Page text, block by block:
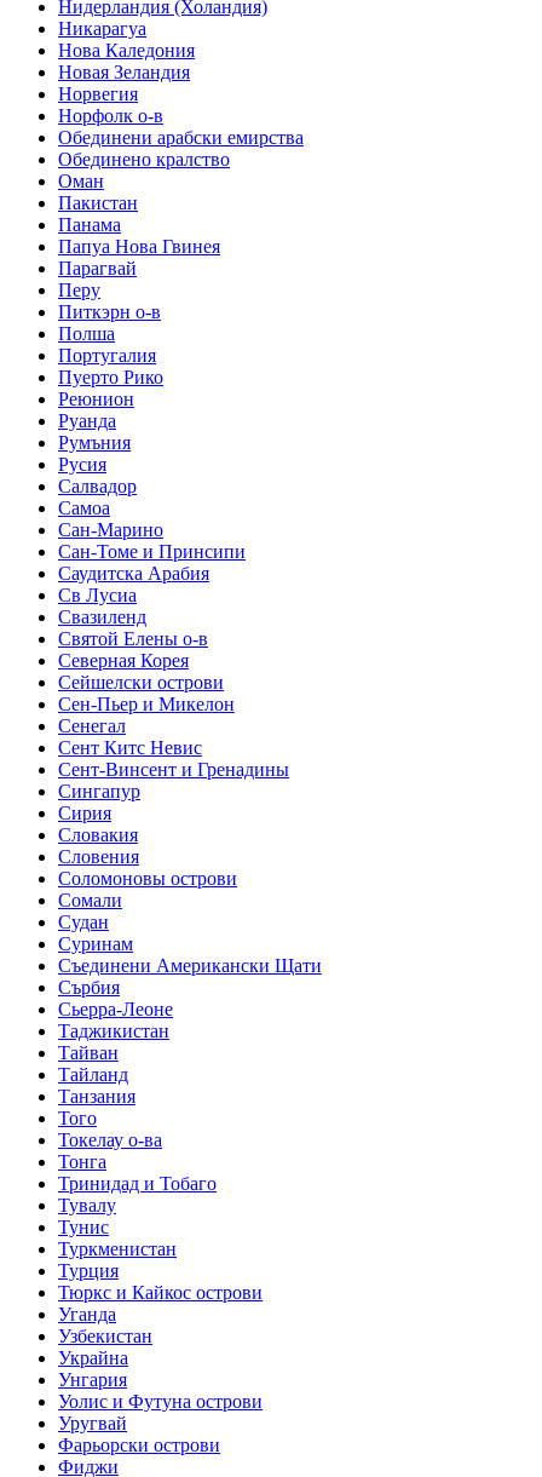
Нидерландия (Холандия)
Никарагуа
Нова Каледония
Новая Зеландия
Норвегия
Норфолк о-в
Обединени арабски емирства
Обединено кралство
Оман
Пакистан
Панама
Папуа Нова Гвинея
Парагвай
Перу
Питкэрн о-в
Полша
Португалия
Пуерто Рико
Реюнион
Руанда
Румъния
Русия
Салвадор
Самоа
Сан-Марино
Сан-Томе и Принсипи
Саудитска Арабия
Св Лусиа
Свазиленд
Святой Елены о-в
Северная Корея
Сейшелски острови
Сен-Пьер и Микелон
Сенегал
Сент Китс Невис
Сент-Винсент и Гренадины
Сингапур
Сирия
Словакия
Словения
Соломоновы острови
Сомали
Судан
Суринам
Съединени Американски Щати
Сърбия
Сьерра-Леоне
Таджикистан
Тайван
Тайланд
Танзания
Того
Токелау о-ва
Тонга
Тринидад и Тобаго
Тувалу
Тунис
Туркменистан
Турция
Тюркс и Кайкос острови
Уганда
Узбекистан
Украйна
Унгария
Уолис и Футуна острови
Уругвай
Фарьорски острови
Фиджи